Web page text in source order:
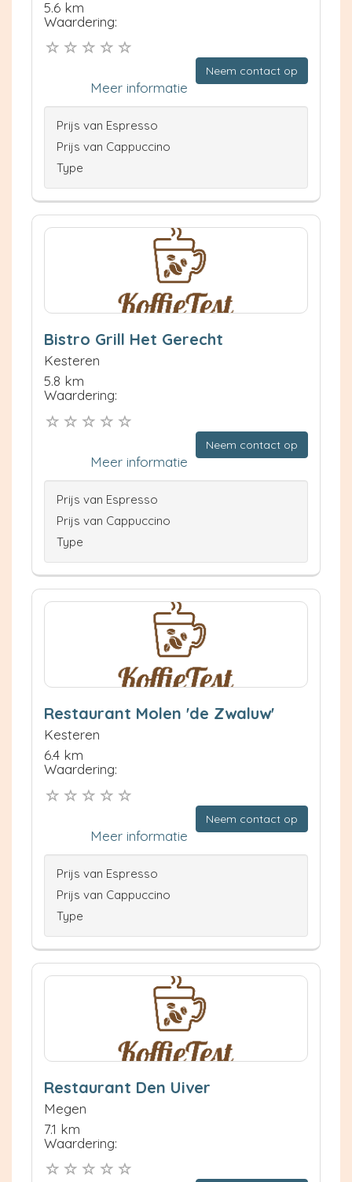
5.6 km
Waardering:
Neem contact op
Meer informatie
Prijs van Espresso
Prijs van Cappuccino
Type
Bistro Grill Het Gerecht
Kesteren
5.8 km
Waardering:
Neem contact op
Meer informatie
Prijs van Espresso
Prijs van Cappuccino
Type
Restaurant Molen 'de Zwaluw'
Kesteren
6.4 km
Waardering:
Neem contact op
Meer informatie
Prijs van Espresso
Prijs van Cappuccino
Type
Restaurant Den Uiver
Megen
7.1 km
Waardering: